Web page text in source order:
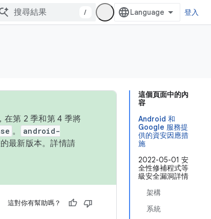
/ 登入
這個頁面中的內
容
Android 和
Google 服務提
供的資安因應措
施
2022-05-01 安
全性修補程式等
級安全漏洞詳情
架構
系統
在第 2 季和第 4 季將
。
android-
最新版本。詳情請
這對你有幫助嗎？